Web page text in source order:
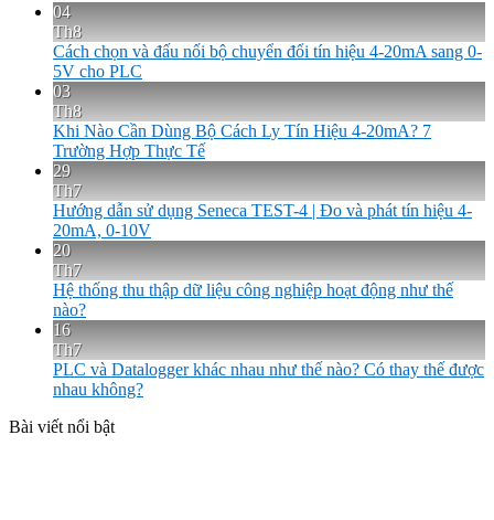
04
Th8
Cách chọn và đấu nối bộ chuyển đổi tín hiệu 4-20mA sang 0-
5V cho PLC
03
Th8
Khi Nào Cần Dùng Bộ Cách Ly Tín Hiệu 4-20mA? 7
Trường Hợp Thực Tế
29
Th7
Hướng dẫn sử dụng Seneca TEST-4 | Đo và phát tín hiệu 4-
20mA, 0-10V
20
Th7
Hệ thống thu thập dữ liệu công nghiệp hoạt động như thế
nào?
16
Th7
PLC và Datalogger khác nhau như thế nào? Có thay thế được
nhau không?
Bài viết nổi bật